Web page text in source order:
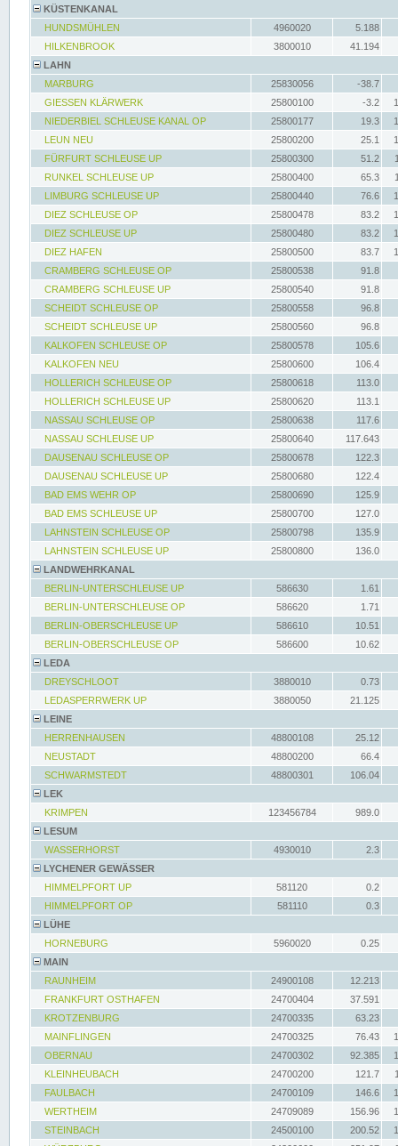
KÜSTENKANAL
HUNDSMÜHLEN
4960020
5.188
HILKENBROOK
3800010
41.194
LAHN
MARBURG
25830056
-38.7
GIESSEN KLÄRWERK
25800100 -3.2
NIEDERBIEL SCHLEUSE KANAL OP
25800177 19.3
LEUN NEU
25800200 25.1
FÜRFURT SCHLEUSE UP
25800300 51.2
RUNKEL SCHLEUSE UP
25800400 65.3
LIMBURG SCHLEUSE UP
25800440 76.6
DIEZ SCHLEUSE OP
25800478 83.2
DIEZ SCHLEUSE UP
25800480 83.2
DIEZ HAFEN
25800500 83.7
CRAMBERG SCHLEUSE OP
25800538
91.8
CRAMBERG SCHLEUSE UP
25800540
91.8
SCHEIDT SCHLEUSE OP
25800558
96.8
SCHEIDT SCHLEUSE UP
25800560
96.8
KALKOFEN SCHLEUSE OP
25800578
105.6
KALKOFEN NEU
25800600
106.4
HOLLERICH SCHLEUSE OP
25800618
113.0
HOLLERICH SCHLEUSE UP
25800620
113.1
NASSAU SCHLEUSE OP
25800638
117.6
NASSAU SCHLEUSE UP
25800640
117.643
DAUSENAU SCHLEUSE OP
25800678
122.3
DAUSENAU SCHLEUSE UP
25800680
122.4
BAD EMS WEHR OP
25800690
125.9
BAD EMS SCHLEUSE UP
25800700
127.0
LAHNSTEIN SCHLEUSE OP
25800798
135.9
LAHNSTEIN SCHLEUSE UP
25800800
136.0
LANDWEHRKANAL
BERLIN-UNTERSCHLEUSE UP
586630
1.61
BERLIN-UNTERSCHLEUSE OP
586620
1.71
BERLIN-OBERSCHLEUSE UP
586610
10.51
BERLIN-OBERSCHLEUSE OP
586600
10.62
LEDA
DREYSCHLOOT
3880010
0.73
LEDASPERRWERK UP
3880050
21.125
LEINE
HERRENHAUSEN
48800108
25.12
NEUSTADT
48800200
66.4
SCHWARMSTEDT
48800301
106.04
LEK
KRIMPEN
123456784
989.0
LESUM
WASSERHORST
4930010
2.3
LYCHENER GEWÄSSER
HIMMELPFORT UP
581120
0.2
HIMMELPFORT OP
581110
0.3
LÜHE
HORNEBURG
5960020
0.25
MAIN
RAUNHEIM
24900108
12.213
FRANKFURT OSTHAFEN
24700404
37.591
KROTZENBURG
24700335
63.23
MAINFLINGEN
24700325 76.43
OBERNAU
24700302 92.385
KLEINHEUBACH
24700200 121.7
FAULBACH
24700109 146.6
WERTHEIM
24709089 156.96
STEINBACH
24500100 200.52